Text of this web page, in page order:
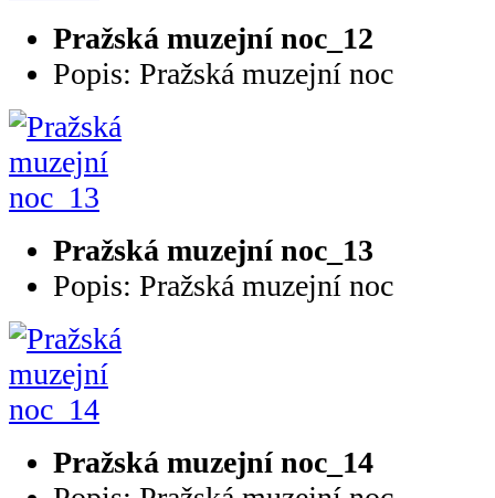
Pražská muzejní noc_12
Popis: Pražská muzejní noc
Pražská muzejní noc_13
Popis: Pražská muzejní noc
Pražská muzejní noc_14